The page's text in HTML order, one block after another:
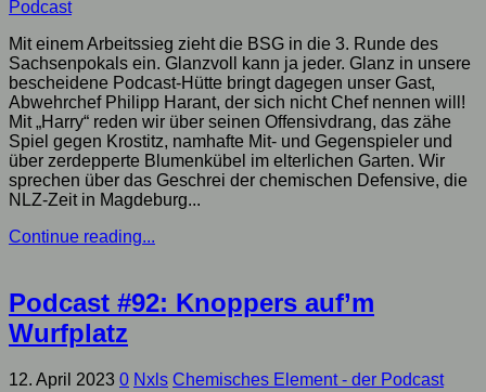
Podcast
Mit einem Arbeitssieg zieht die BSG in die 3. Runde des
Sachsenpokals ein. Glanzvoll kann ja jeder. Glanz in unsere
bescheidene Podcast-Hütte bringt dagegen unser Gast,
Abwehrchef Philipp Harant, der sich nicht Chef nennen will!
Mit „Harry“ reden wir über seinen Offensivdrang, das zähe
Spiel gegen Krostitz, namhafte Mit- und Gegenspieler und
über zerdepperte Blumenkübel im elterlichen Garten. Wir
sprechen über das Geschrei der chemischen Defensive, die
NLZ-Zeit in Magdeburg...
Continue reading...
Podcast #92: Knoppers auf’m
Wurfplatz
12. April 2023 0 Nxls Chemisches Element - der Podcast